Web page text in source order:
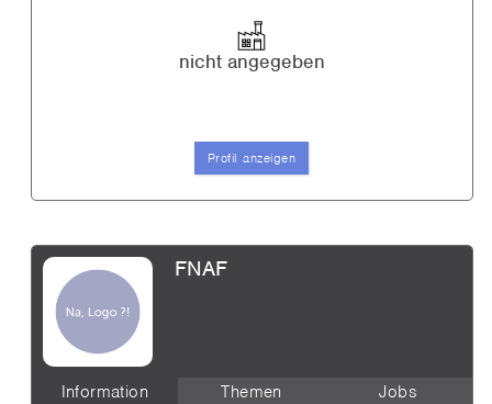
nicht angegeben
Profil anzeigen
FNAF
Information Themen Jobs